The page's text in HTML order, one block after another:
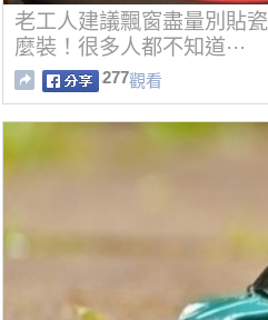
老工人建議飄窗盡量別貼
麼裝！很多人都不知道···
277觀看